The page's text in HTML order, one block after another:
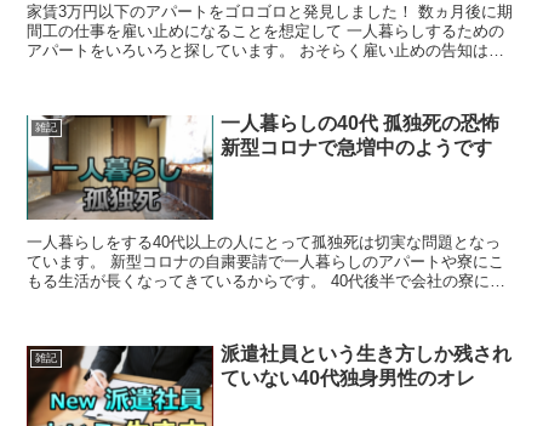
家賃3万円以下のアパートをゴロゴロと発見しました！ 数ヵ月後に期
間工の仕事を雇い止めになることを想定して 一人暮らしするための
アパートをいろいろと探しています。 おそらく雇い止めの告知は辞
雑記
一人暮らしの40代 孤独死の恐怖
新型コロナで急増中のようです
一人暮らしをする40代以上の人にとって孤独死は切実な問題となっ
ています。 新型コロナの自粛要請で一人暮らしのアパートや寮にこ
もる生活が長くなってきているからです。 40代後半で会社の寮に一
雑記
派遣社員という生き方しか残され
ていない40代独身男性のオレ